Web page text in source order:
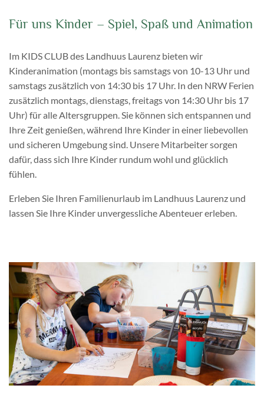
Für uns Kinder – Spiel, Spaß und Animation
Im KIDS CLUB des Landhuus Laurenz bieten wir
Kinderanimation (montags bis samstags von 10-13 Uhr und
samstags zusätzlich von 14:30 bis 17 Uhr. In den NRW Ferien
zusätzlich montags, dienstags, freitags von 14:30 Uhr bis 17
Uhr) für alle Altersgruppen. Sie können sich entspannen und
Ihre Zeit genießen, während Ihre Kinder in einer liebevollen
und sicheren Umgebung sind. Unsere Mitarbeiter sorgen
dafür, dass sich Ihre Kinder rundum wohl und glücklich
fühlen.
Erleben Sie Ihren Familienurlaub im Landhuus Laurenz und
lassen Sie Ihre Kinder unvergessliche Abenteuer erleben.